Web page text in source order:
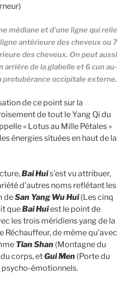
médiane et d’une ligne qui relie
antérieure des cheveux ou 7
des cheveux. On peut aussi
de la glabelle et 6 cun au-
protubérance occipitale externe.
de ce point sur la
de tout le Yang Qi du
« Lotus au Mille Pétales »
énergies situées en haut de la
Bai Huis’est vu attribuer,
d’autres noms reflétant les
deSan Yang Wu Hui(Les cinq
queBai Huiest le point de
les trois méridiens yang de la
Réchauffeur, de même qu’avec
Tian Shan(Montagne du
corps, etGui Men(Porte du
émotionnels.